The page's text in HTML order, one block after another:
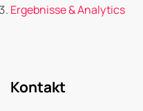
Ergebnisse & Analytics
Kontakt